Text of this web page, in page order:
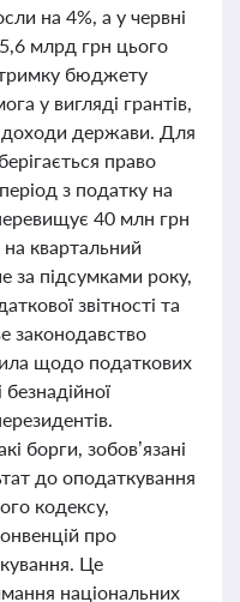
на 4%, а у червні
млрд грн цього
бюджету
у вигляді грантів,
доходи держави. Для
право
з податку на
40 млн грн
квартальний
за підсумками року,
звітності та
законодавство
щодо податкових
борги, зобов’язані
до оподаткування
кодексу,
про
Це
національних